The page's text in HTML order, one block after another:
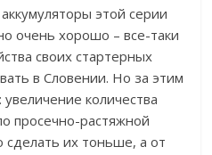
этой серии
очень хорошо – все-таки
своих стартерных
в Словении. Но за этим
количества
просечно-растяжной
сделать их тоньше, а от